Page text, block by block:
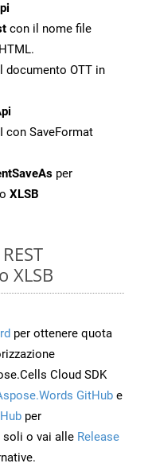
con il nome file
documento OTT in
con SaveFormat
per
XLSB
XLSB
per ottenere quota
Cloud SDK
GitHub e
per
soli o vai alle Release